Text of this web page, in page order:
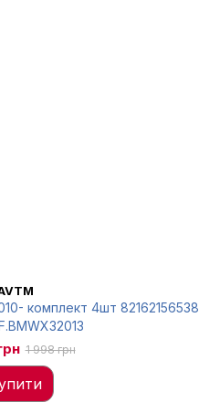
комплект 4шт 82162156538
1 998 грн